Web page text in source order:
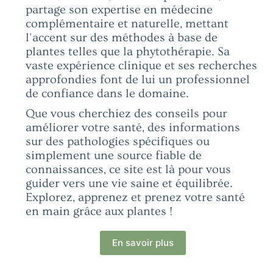
partage son expertise en médecine
complémentaire et naturelle, mettant
l'accent sur des méthodes à base de
plantes telles que la phytothérapie. Sa
vaste expérience clinique et ses recherches
approfondies font de lui un professionnel
de confiance dans le domaine.
Que vous cherchiez des conseils pour
améliorer votre santé, des informations
sur des pathologies spécifiques ou
simplement une source fiable de
connaissances, ce site est là pour vous
guider vers une vie saine et équilibrée.
Explorez, apprenez et prenez votre santé
en main grâce aux plantes !
En savoir plus